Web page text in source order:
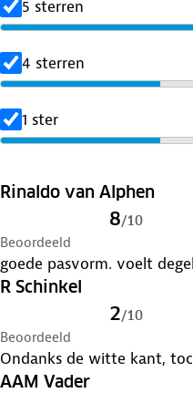
5 sterren
4 sterren
1 ster
Rinaldo van Alphen
8/10
Beoordeeld
goede pasvorm. voelt
R Schinkel
2/10
Beoordeeld
Ondanks de witte kant,
AAM Vader